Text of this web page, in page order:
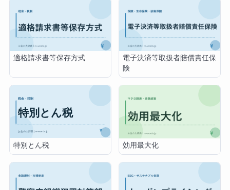
適格請求書等保存方式
電子決済等取扱者賠償責任保
険
特別とん税 効用最大化